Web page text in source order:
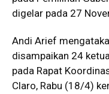
digelar pada 27
Andi Arief
disampaikan 24
pada Rapat
Claro, Rabu (18/4)